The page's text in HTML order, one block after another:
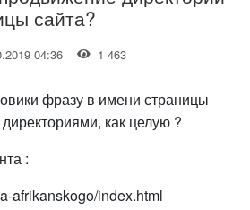
сайта?
04:36 1 463
фразу в имени страницы
как целую ?
:
afrikanskogo/index.html